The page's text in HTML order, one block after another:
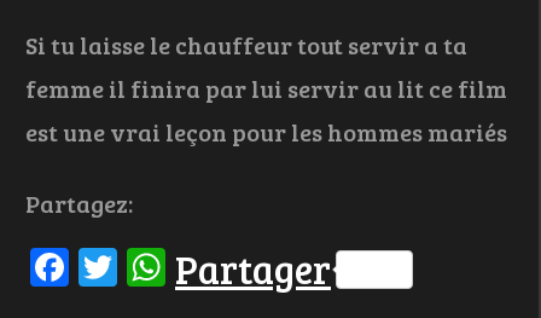
Si tu laisse le chauffeur tout servir a ta
femme il finira par lui servir au lit ce film
est une vrai leçon pour les hommes mariés
Partagez:
Facebook
Twitter
WhatsApp
Partager